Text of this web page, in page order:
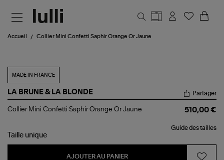
Accueil Collier Mini Confetti Saphir Orange Or Jaune
MADE IN FRANCE
LA BRUNE & LA BLONDE
Collier
Saphir
Orange
Partager
Collier Mini Confetti Saphir Orange Or Jaune 510,00 €
Guide des tailles
Taille unique
AJOUTER AU PANIER